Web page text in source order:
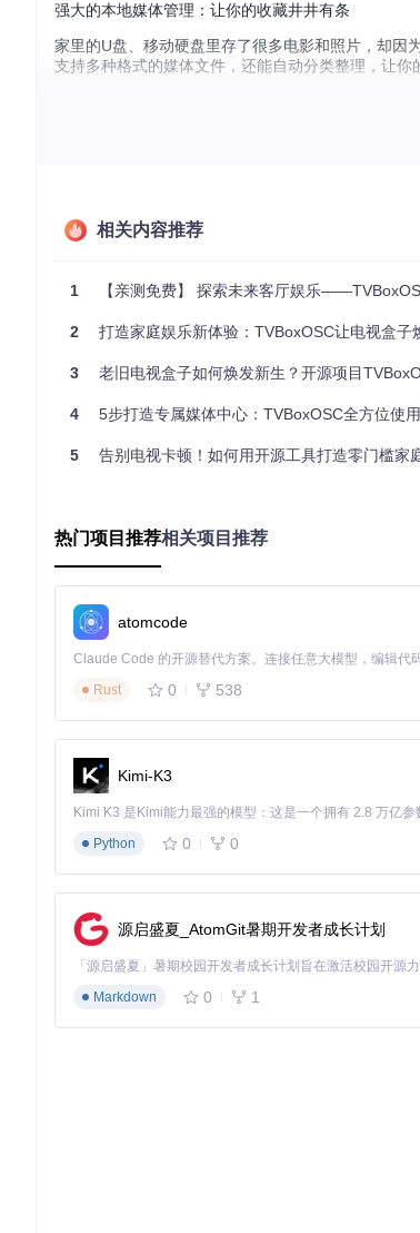
强大的本地媒体管理：让你的收藏井井有条
家里的U盘、移动硬盘里存了很多电影和照片，却因
支持多种格式的媒体文件，还能自动分类整理，让你
目标
：实现家庭成员间的媒体内容共享。 操作 ：在“
媒体内容，丰富家庭娱乐生活。
儿童模式方案：为孩子打造安全的观看环境
目标
：过滤不适合儿童的内容，控制观看时间。操作
远程控制设置教程：让控制更便捷
果：可以用手机实现语音控制、手势操作等功能，躺
目标：通过语音指令控制TVBoxOSC。 ：在设
播放”等，即可实现相应操作。
进阶技巧：释放TVBoxOSC的全部潜力
3步解锁隐藏功能：打造个性化界面
目标：自定义TVBoxOSC的界面布局和主题。
一新，更符合个人使用习惯。 ⚠️注意：部分主题可
5种高级播放技巧：提升观影体验
创新用法一：家庭相册自动播放
将家庭照片上传到TVBoxOSC，设置为屏保，电视
创新用法二：智能定时录制
提前设置好喜欢的电视节目播出时间，TVBoxOSC
相关内容推荐
1 【亲测免费】 探索未来客厅娱乐——TVBoxOSC
2 打造家庭娱乐新体验：TVBoxOSC让电视盒子
3 老旧电视盒子如何焕发新生？开源项目
4 5步打造专属媒体中心：TVBoxOSC全方位使
5 告别电视卡顿！如何用开源工具打造零门槛家
热门项目推荐相关项目推荐
atomcode
Rust
0 538
Kimi-K3
Python
0 0
源启盛夏_AtomGit暑期开发者成长计划
Markdown
0 1